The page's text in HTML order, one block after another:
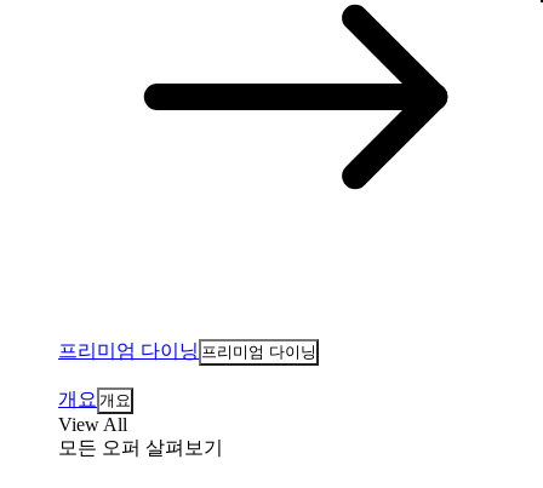
프리미엄 다이닝 프리미엄 다이닝
개요 개요
View All
모든 오퍼 살펴보기